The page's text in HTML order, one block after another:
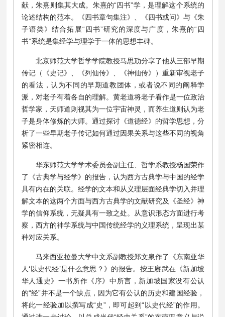
献，朱熹则集其大成。朱熹的“四书”学，是理解这个系统的
论述结构的范本。《四书章句集注》、《四书或问》与《朱
子语类》结合拓展“四书”研究的深度与广度，朱熹的“四
书”系统是集经学与理学于一体的思想丰碑。
北京师范大学哲学学院教授马思劢分享了他从三部早期
传记（《史记》、《列仙传》、《神仙传》）重新审视老子
的看法，认为不同的早期道教团体，或者说不同的阐释学
派，对老子有着各自的理解。黄老道将老子看作是一位政治
哲学家，天师道则视其为一位宇宙神灵，而养生道则认为老
子是身体修炼的大师。通过探讨《道德经》的哲学思想，分
析了一些早期老子传记如何通过因果关系与这些不同的视角
紧密相连。
华东师范大学学术委员会副主任、哲学系教授杨国荣作
了《古典学与经学》的报告，认为西方古典学与中国的经学
具有内在的关联。经学的文本和从义理层面经典学切入并理
解文本的这两个方面与西方古典学的文献研究及《圣经》神
学的信仰系统，无疑具有一致之处。从意识形态方面进行考
察，西方的神学系统与中国传统经学的义理系统，呈现出某
种对应关系。
马来西亚拉曼大学中文系副教授郑文泉作了《东南亚华
人‘以史代经’是什么意思？》的报告。按王赓武在《新加坡
华人通史》一书所作《序》中所言，新加坡国家没有公认
的“经”并不是一个缺点，因为它有公认的历史和建国经验，
将此一经验加以撰写成“史”，即可起到“以史代经”的作用。